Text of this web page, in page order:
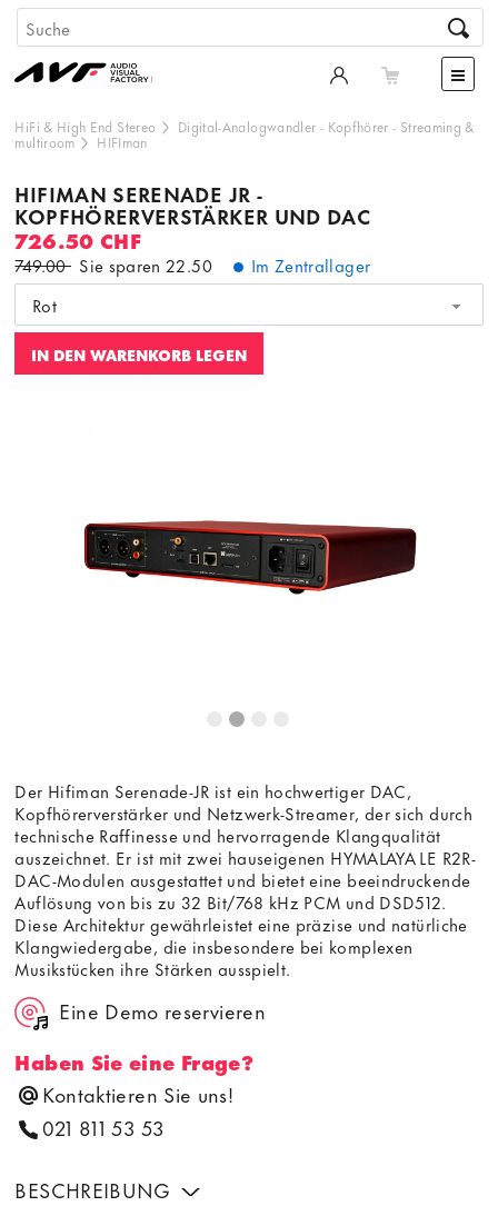
HiFi & High End Stereo Digital-Analogwandler - Kopfhörer - Streaming &
multiroom HIFIman
HIFIMAN SERENADE JR -
KOPFHÖRERVERSTÄRKER UND DAC
726.50 CHF
749.00 Sie sparen22.50
Im Zentrallager
Rot
IN DEN WARENKORB LEGEN
Der Hifiman Serenade-JR ist ein hochwertiger DAC,
Kopfhörerverstärker und Netzwerk-Streamer, der sich durch
technische Raffinesse und hervorragende Klangqualität
auszeichnet. Er ist mit zwei hauseigenen HYMALAYA LE R2R-
DAC-Modulen ausgestattet und bietet eine beeindruckende
Auflösung von bis zu 32 Bit/768 kHz PCM und DSD512.
Diese Architektur gewährleistet eine präzise und natürliche
Klangwiedergabe, die insbesondere bei komplexen
Musikstücken ihre Stärken ausspielt.
Eine Demo reservieren
Haben Sie eine Frage?
Kontaktieren Sie uns!
021 811 53 53
BESCHREIBUNG